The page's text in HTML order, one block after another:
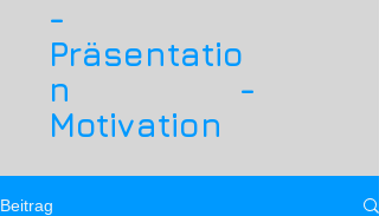
-
Präsentatio
n -
Motivation
Beitrag